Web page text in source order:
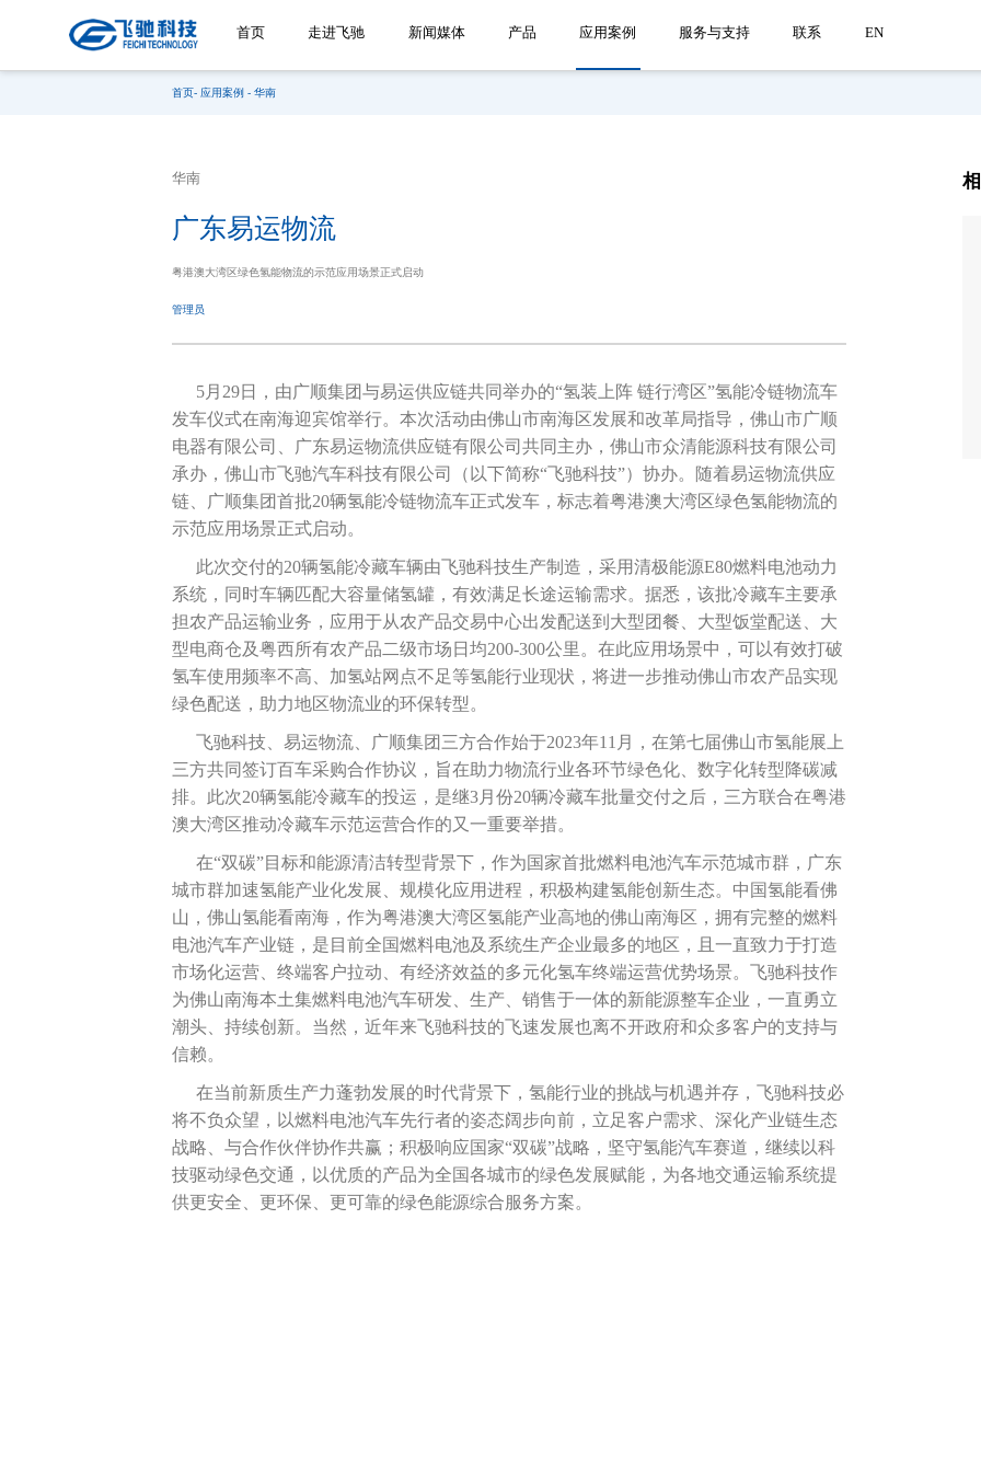
首页 走进飞驰 新闻媒体 产品 应用案例 服务与支持 联系 EN
首页 应用案例 华南
华南
广东易运物流
粤港澳大湾区绿色氢能物流的示范应用场景正式启动
管理员
5月29日，由广顺集团与易运供应链共同举办的“氢装上阵 链行湾区”氢能冷链物流车
发车仪式在南海迎宾馆举行。本次活动由佛山市南海区发展和改革局指导，佛山市广顺
电器有限公司、广东易运物流供应链有限公司共同主办，佛山市众清能源科技有限公司
承办，佛山市飞驰汽车科技有限公司（以下简称“飞驰科技”）协办。随着易运物流供应
链、广顺集团首批20辆氢能冷链物流车正式发车，标志着粤港澳大湾区绿色氢能物流的
示范应用场景正式启动。
此次交付的20辆氢能冷藏车辆由飞驰科技生产制造，采用清极能源E80燃料电池动力
系统，同时车辆匹配大容量储氢罐，有效满足长途运输需求。据悉，该批冷藏车主要承
担农产品运输业务，应用于从农产品交易中心出发配送到大型团餐、大型饭堂配送、大
型电商仓及粤西所有农产品二级市场日均200-300公里。在此应用场景中，可以有效打破
氢车使用频率不高、加氢站网点不足等氢能行业现状，将进一步推动佛山市农产品实现
绿色配送，助力地区物流业的环保转型。
飞驰科技、易运物流、广顺集团三方合作始于2023年11月，在第七届佛山市氢能展上
三方共同签订百车采购合作协议，旨在助力物流行业各环节绿色化、数字化转型降碳减
排。此次20辆氢能冷藏车的投运，是继3月份20辆冷藏车批量交付之后，三方联合在粤港
澳大湾区推动冷藏车示范运营合作的又一重要举措。
在“双碳”目标和能源清洁转型背景下，作为国家首批燃料电池汽车示范城市群，广东
城市群加速氢能产业化发展、规模化应用进程，积极构建氢能创新生态。中国氢能看佛
山，佛山氢能看南海，作为粤港澳大湾区氢能产业高地的佛山南海区，拥有完整的燃料
电池汽车产业链，是目前全国燃料电池及系统生产企业最多的地区，且一直致力于打造
市场化运营、终端客户拉动、有经济效益的多元化氢车终端运营优势场景。飞驰科技作
为佛山南海本土集燃料电池汽车研发、生产、销售于一体的新能源整车企业，一直勇立
潮头、持续创新。当然，近年来飞驰科技的飞速发展也离不开政府和众多客户的支持与
信赖。
在当前新质生产力蓬勃发展的时代背景下，氢能行业的挑战与机遇并存，飞驰科技必
将不负众望，以燃料电池汽车先行者的姿态阔步向前，立足客户需求、深化产业链生态
战略、与合作伙伴协作共赢；积极响应国家“双碳”战略，坚守氢能汽车赛道，继续以科
技驱动绿色交通，以优质的产品为全国各城市的绿色发展赋能，为各地交通运输系统提
供更安全、更环保、更可靠的绿色能源综合服务方案。